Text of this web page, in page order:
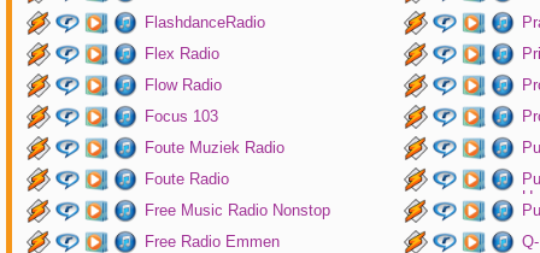
FlashdanceRadio
Flex Radio
Flow Radio
Focus 103
Foute Muziek Radio
Foute Radio
Free Music Radio Nonstop
Free Radio Emmen